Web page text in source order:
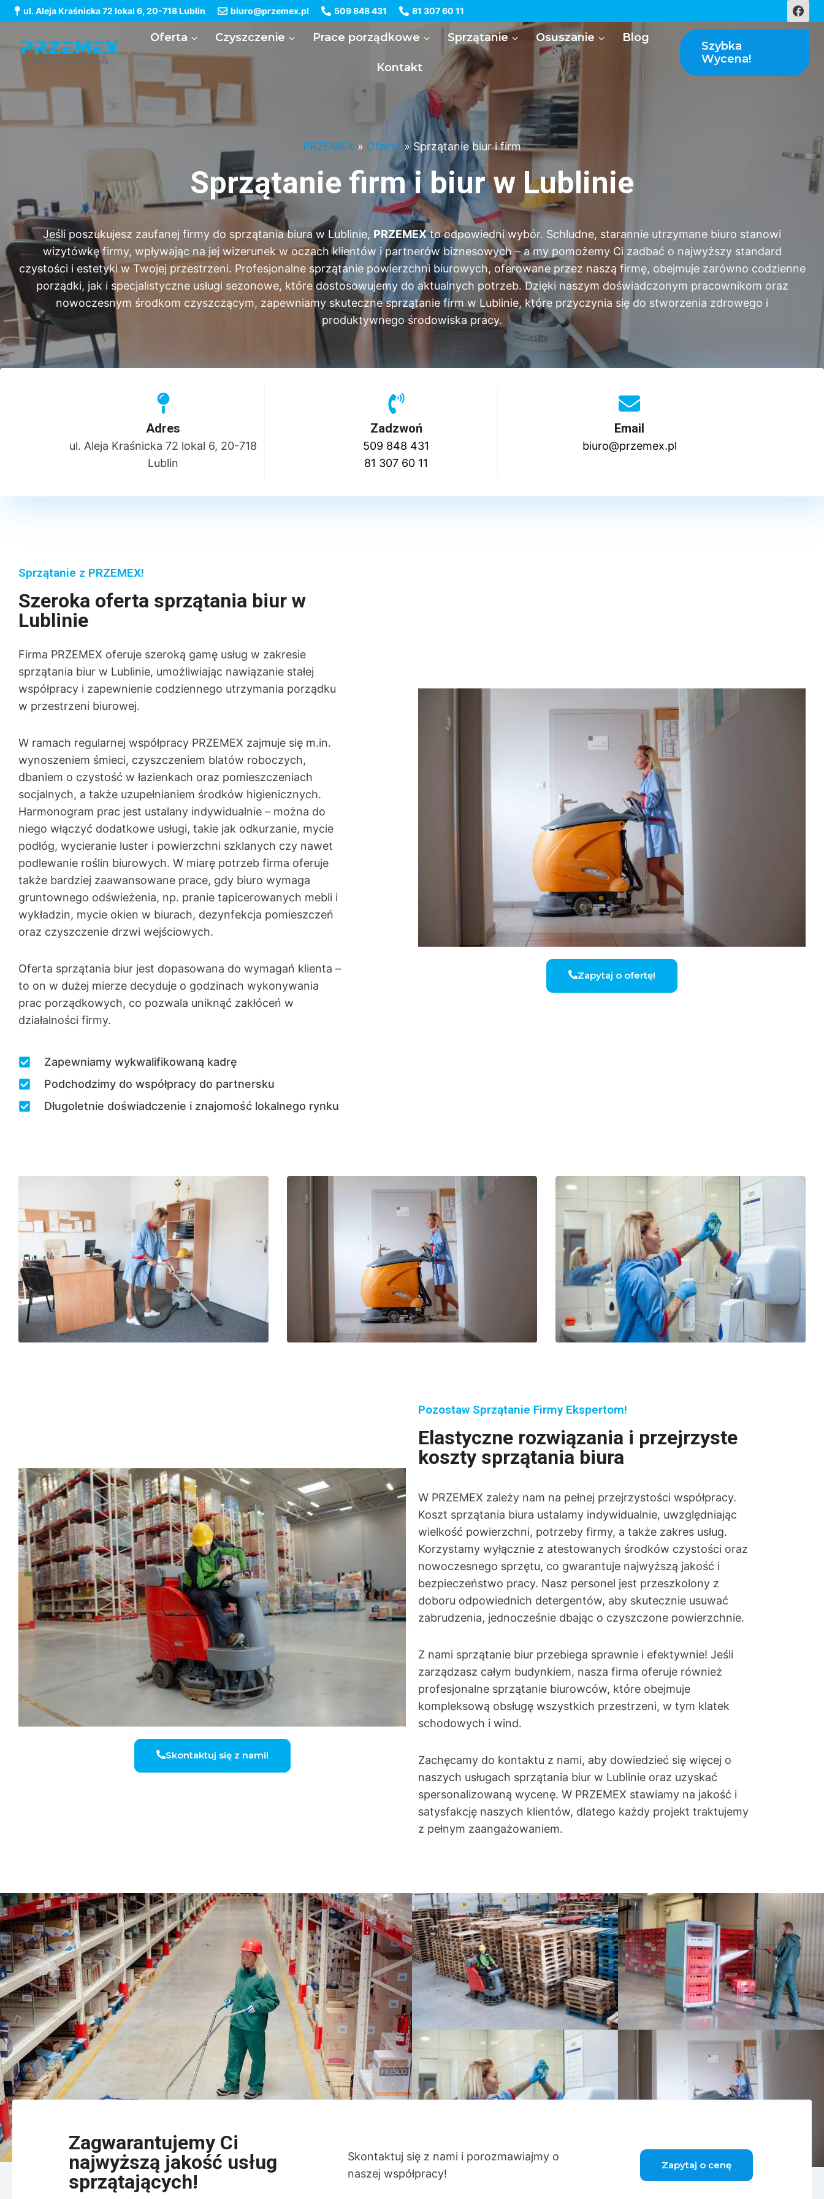
ul. Aleja Kraśnicka 72 lokal 6, 20-718 Lublin biuro@przemex.pl 509 848 431 81 307 60 11
Oferta Czyszczenie Prace porządkowe Sprzątanie Osuszanie Blog
Kontakt
Szybka
Wycena!
PRZEMEX » Oferta» Sprzątanie biur i firm
Sprzątanie firm i biur w Lublinie
Jeśli poszukujesz zaufanej firmy do sprzątania biura w Lublinie, PRZEMEXto odpowiedni wybór. Schludne, starannie utrzymane biuro stanowi
wizytówkę firmy, wpływając na jej wizerunek w oczach klientów i partnerów biznesowych – a my pomożemy Ci zadbać o najwyższy standard
czystości i estetyki w Twojej przestrzeni. Profesjonalne sprzątanie powierzchni biurowych, oferowane przez naszą firmę, obejmuje zarówno codzienne
porządki, jak i specjalistyczne usługi sezonowe, które dostosowujemy do aktualnych potrzeb. Dzięki naszym doświadczonym pracownikom oraz
nowoczesnym środkom czyszczącym, zapewniamy skuteczne sprzątanie firm w Lublinie, które przyczynia się do stworzenia zdrowego i
produktywnego środowiska pracy.
Adres
ul. Aleja Kraśnicka 72 lokal 6, 20-718
Lublin
Zadzwoń
509 848 431
81 307 60 11
Email
biuro@przemex.pl
Sprzątanie z PRZEMEX!
Szeroka oferta sprzątania biur w
Lublinie
Firma PRZEMEX oferuje szeroką gamę usług w zakresie
sprzątania biur w Lublinie, umożliwiając nawiązanie stałej
współpracy i zapewnienie codziennego utrzymania porządku
w przestrzeni biurowej.
W ramach regularnej współpracy PRZEMEX zajmuje się m.in.
wynoszeniem śmieci, czyszczeniem blatów roboczych,
dbaniem o czystość w łazienkach oraz pomieszczeniach
socjalnych, a także uzupełnianiem środków higienicznych.
Harmonogram prac jest ustalany indywidualnie – można do
niego włączyć dodatkowe usługi, takie jak odkurzanie, mycie
podłóg, wycieranie luster i powierzchni szklanych czy nawet
podlewanie roślin biurowych. W miarę potrzeb firma oferuje
także bardziej zaawansowane prace, gdy biuro wymaga
gruntownego odświeżenia, np. pranie tapicerowanych mebli i
wykładzin, mycie okien w biurach, dezynfekcja pomieszczeń
oraz czyszczenie drzwi wejściowych.
Oferta sprzątania biur jest dopasowana do wymagań klienta –
to on w dużej mierze decyduje o godzinach wykonywania
prac porządkowych, co pozwala uniknąć zakłóceń w
działalności firmy.
Zapewniamy wykwalifikowaną kadrę
Podchodzimy do współpracy do partnersku
Długoletnie doświadczenie i znajomość lokalnego rynku
Zapytaj o ofertę!
Skontaktuj się z nami!
Pozostaw Sprzątanie Firmy Ekspertom!
Elastyczne rozwiązania i przejrzyste
koszty sprzątania biura
W PRZEMEX zależy nam na pełnej przejrzystości współpracy.
Koszt sprzątania biura ustalamy indywidualnie, uwzględniając
wielkość powierzchni, potrzeby firmy, a także zakres usług.
Korzystamy wyłącznie z atestowanych środków czystości oraz
nowoczesnego sprzętu, co gwarantuje najwyższą jakość i
bezpieczeństwo pracy. Nasz personel jest przeszkolony z
doboru odpowiednich detergentów, aby skutecznie usuwać
zabrudzenia, jednocześnie dbając o czyszczone powierzchnie.
Z nami sprzątanie biur przebiega sprawnie i efektywnie! Jeśli
zarządzasz całym budynkiem, nasza firma oferuje również
profesjonalne sprzątanie biurowców, które obejmuje
kompleksową obsługę wszystkich przestrzeni, w tym klatek
schodowych i wind.
Zachęcamy do kontaktu z nami, aby dowiedzieć się więcej o
naszych usługach sprzątania biur w Lublinie oraz uzyskać
spersonalizowaną wycenę. W PRZEMEX stawiamy na jakość i
satysfakcję naszych klientów, dlatego każdy projekt traktujemy
z pełnym zaangażowaniem.
Zagwarantujemy Ci
najwyższą jakość usług
sprzątających!
Skontaktuj się z nami i porozmawiajmy o
naszej współpracy!
Zapytaj o cenę